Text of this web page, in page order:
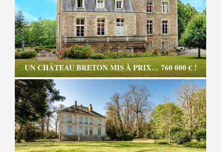
UN CHÂTEAU BRETON MIS À PRIX… 760 000 € !